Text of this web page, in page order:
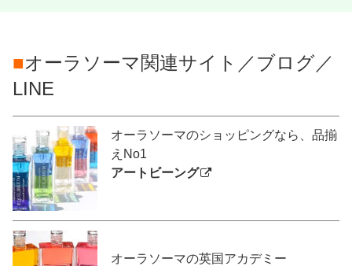
■オーラソーマ関連サイト／ブログ／
LINE
オーラソーマのショッピングなら、品揃
えNo1
アートビーング
オーラソーマの英国アカデミー